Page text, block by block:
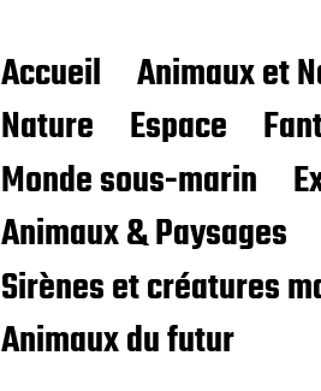
Accueil Animaux et
Nature
Espace
Monde sous-marin
Animaux & Paysages
Sirènes et créatures
Animaux du futur